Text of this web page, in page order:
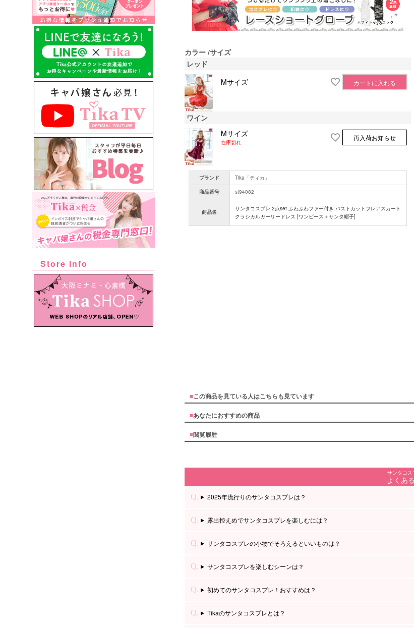
Store Info
カラー サイズ
レッド
Mサイズ
カートに入れる
ワイン
Mサイズ
在庫切れ
再入荷お知らせ
ブランド
Tika「ティカ」
商品番号
st94082
商品名
サンタコスプレ 2点set ふわふわファー付き バストカットフレアスカート
クラシカルガーリードレス [ワンピース＋サンタ帽子]
■この商品を見ている人はこちらも見ています
■あなたにおすすめの商品
■閲覧履歴
サンタコス
よくあ
2025年流行りのサンタコスプレは？
露出控えめでサンタコスプレを楽しむには？
サンタコスプレの小物でそろえるといいものは？
サンタコスプレを楽しむシーンは？
初めてのサンタコスプレ！おすすめは？
Tikaのサンタコスプレとは？